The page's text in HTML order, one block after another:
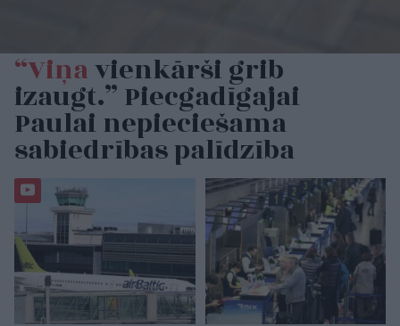
“Viņavienkārši grib
izaugt.” Piecgadīgajai
Paulai nepieciešama
sabiedrības palīdzība